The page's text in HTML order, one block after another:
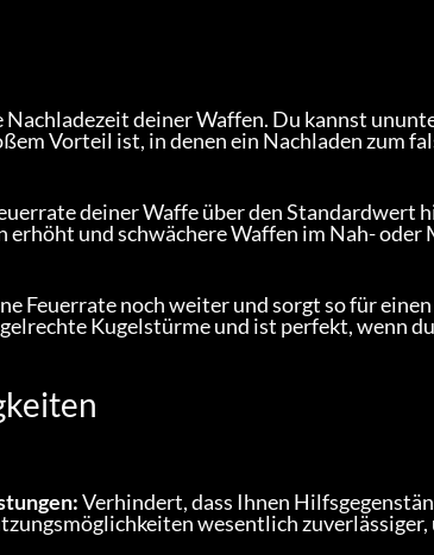
Nachladezeit deiner Waffen. Du kannst
Vorteil ist, in denen ein Nachladen zum
deiner Waffe über den Standardwert
erhöht und schwächere Waffen im Nah-
Feuerrate noch weiter und sorgt so für
Kugelstürme und ist perfekt, wenn
Verhindert, dass Ihnen
wesentlich zuverlässiger,